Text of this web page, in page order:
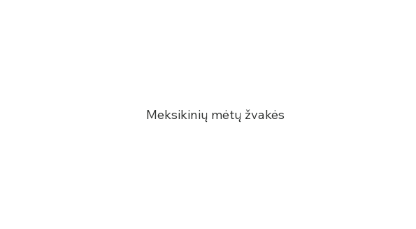
Meksikinių mėtų žvakės